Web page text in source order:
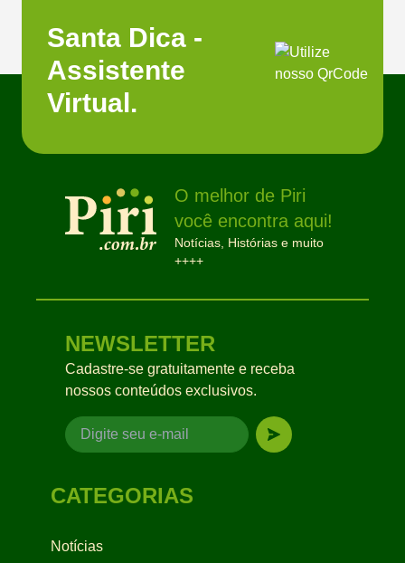
Santa Dica -
Assistente
Virtual.
O melhor de Piri
você encontra aqui!
Notícias, Histórias e muito
++++
NEWSLETTER
Cadastre-se gratuitamente e receba
nossos conteúdos exclusivos.
CATEGORIAS
Notícias